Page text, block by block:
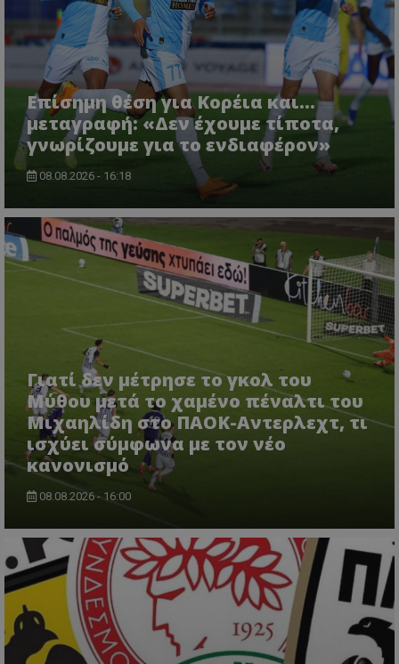
Επίσημη θέση για Κορέια και...
μεταγραφή: «Δεν έχουμε τίποτα,
γνωρίζουμε για το ενδιαφέρον»
08.08.2026 - 16:18
Γιατί δεν μέτρησε το γκολ του
Μύθου μετά το χαμένο πέναλτι του
Μιχαηλίδη στο ΠΑΟΚ-Αντερλεχτ, τι
ισχύει σύμφωνα με τον νέο
κανονισμό
08.08.2026 - 16:00